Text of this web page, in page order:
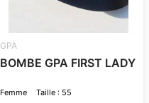
GPA
BOMBE GPA FIRST LADY
Femme Taille : 55